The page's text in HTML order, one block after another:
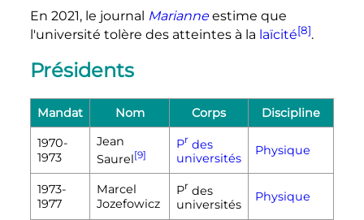
En 2021, le journal Marianneestime que
l'université tolère des atteintes à la laïcité[8].
Présidents
Mandat Nom Corps Discipline
1970-
1973
Jean
Saurel[9]
Pr des
universités
Physique
1973-
1977
Marcel
Jozefowicz
Pr des
universités
Physique